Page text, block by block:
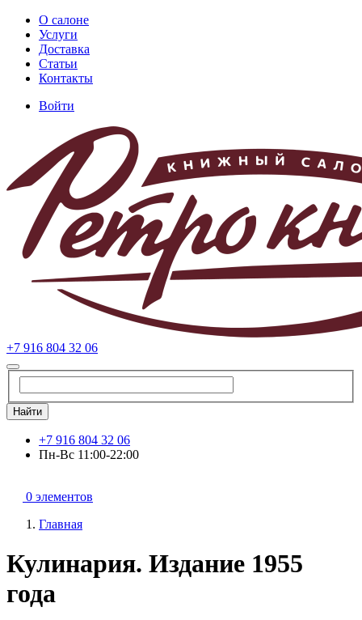
Перейти
основному
содержанию
Основная
навигация
О салоне
Услуги
Доставка
Статьи
Контакты
учётной
записи
пользователя
Войти
+7 916 804 32 06
Найти
+7 916 804 32 06
Пн-Вс 11:00-22:00
0 элементов
Главная
Кулинария. Издание 1955
года